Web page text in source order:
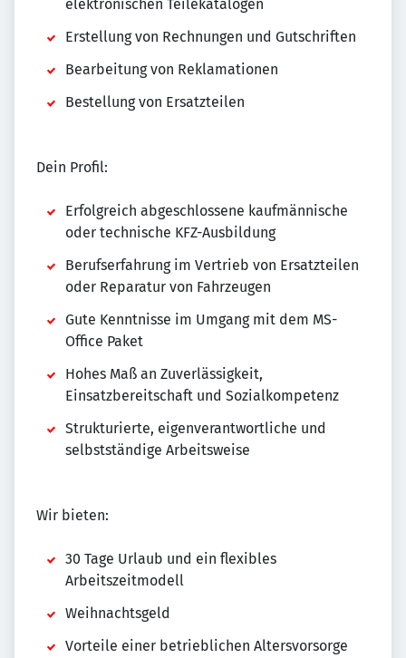
elektronischen Teilekatalogen
Erstellung von Rechnungen und Gutschriften
Bearbeitung von Reklamationen
Bestellung von Ersatzteilen
Dein Profil:
Erfolgreich abgeschlossene kaufmännische
oder technische KFZ-Ausbildung
Berufserfahrung im Vertrieb von Ersatzteilen
oder Reparatur von Fahrzeugen
Gute Kenntnisse im Umgang mit dem MS-
Office Paket
Hohes Maß an Zuverlässigkeit,
Einsatzbereitschaft und Sozialkompetenz
Strukturierte, eigenverantwortliche und
selbstständige Arbeitsweise
Wir bieten:
30 Tage Urlaub und ein flexibles
Arbeitszeitmodell
Weihnachtsgeld
Vorteile einer betrieblichen Altersvorsorge